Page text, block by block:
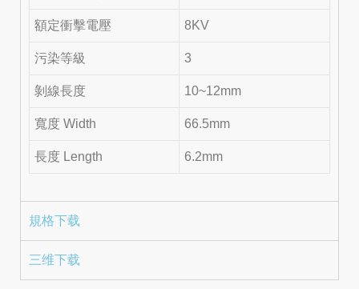
額定衝擊電壓 8KV
污染等級 3
剝線長度 10~12mm
寬度 Width 66.5mm
長度 Length 6.2mm
規格下载
三维下载